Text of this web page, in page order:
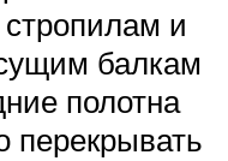
и
балкам
полотна
перекрывать